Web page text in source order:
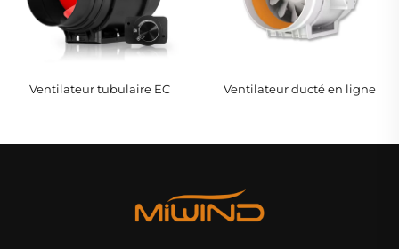
Ventilateur tubulaire EC Ventilateur ducté en ligne